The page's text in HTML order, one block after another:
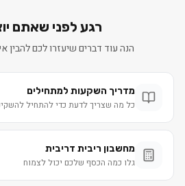
רגע לפני שאתם
הנה עוד דברים שיעזרו לכם להבין
מדריך השקעות למתחילים
כל מה שצריך לדעת כדי להתחיל
מחשבון ריבית דריבית
גלו כמה הכסף שלכם יכול לצמוח